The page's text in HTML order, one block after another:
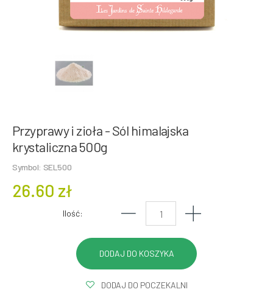
Przyprawy i zioła - Sól himalajska
krystaliczna 500g
Symbol: SEL500
26.60 zł
Ilość:
DODAJ DO POCZEKALNI